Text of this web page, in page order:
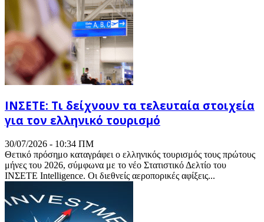
ΙΝΣΕΤΕ: Τι δείχνουν τα τελευταία στοιχεία
για τον ελληνικό τουρισμό
30/07/2026 - 10:34 ΠΜ
Θετικό πρόσημο καταγράφει ο ελληνικός τουρισμός τους πρώτους
μήνες του 2026, σύμφωνα με το νέο Στατιστικό Δελτίο του
ΙΝΣΕΤΕ Intelligence. Οι διεθνείς αεροπορικές αφίξεις...